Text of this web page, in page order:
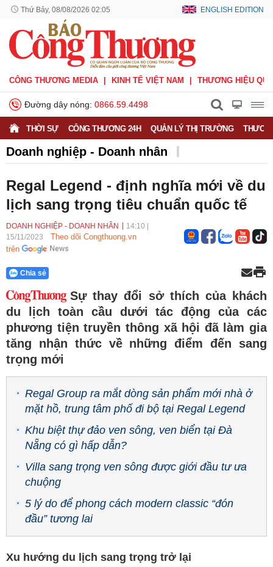
Thứ Bảy, 08/08/2026 02:05 ENGLISH EDITION
CÔNG THƯƠNG MEDIA KINH TẾ VIỆT NAM THƯƠNG HIỆU
Đường dây nóng: 0866.59.4498
THỜI SỰ CÔNG THƯƠNG 24H QUẢN LÝ THỊ TRƯỜNG
Doanh nghiệp - Doanh nhân
Thông tin doanh nghiệp
Regal Legend - định nghĩa mới về du
lịch sang trọng tiêu chuẩn quốc tế
DOANH NGHIỆP - DOANH NHÂN 14:10
15/11/2023
Theo dõi Congthuong.vn
trên
Chia sẻ
Sự thay đổi sở thích của khách
du lịch toàn cầu dưới tác động của các
phương tiện truyền thông xã hội đã làm gia
tăng nhận thức về những điểm đến sang
trọng mới
Regal Group ra mắt dòng sản phẩm mới nhà ở
mặt hồ, trung tâm phố đi bộ tại Regal Legend
Khu biệt thự đảo ven sông, ven biển tại Đà
Nẵng có gì hấp dẫn?
Villa sang trọng ven sông được giới đầu tư ưa
chuộng
5 lý do để phong cách modern classic “đón
đầu” tương lai
Xu hướng du lịch sang trọng trở lại